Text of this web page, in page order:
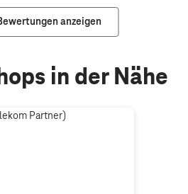
anzeigen
in der Nähe